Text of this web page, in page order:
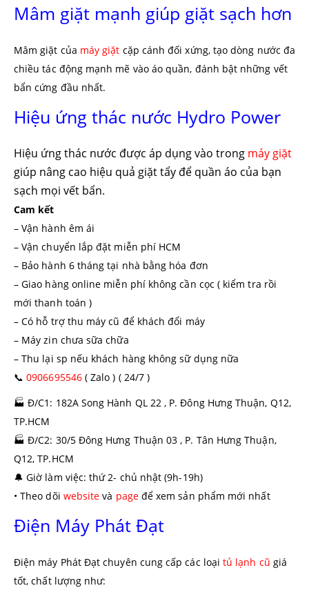
Mâm giặt mạnh giúp giặt sạch hơn
Mâm giặt của máy giặt cặp cánh đối xứng, tạo dòng nước đa
chiều tác động mạnh mẽ vào áo quần, đánh bật những vết
bẩn cứng đầu nhất.
Hiệu ứng thác nước Hydro Power
Hiệu ứng thác nước được áp dụng vào trong máy giặt
giúp nâng cao hiệu quả giặt tẩy để quần áo của bạn
sạch mọi vết bẩn.
Cam kết
– Vận hành êm ái
– Vận chuyển lắp đặt miễn phí HCM
– Bảo hành 6 tháng tại nhà bằng hóa đơn
– Giao hàng online miễn phí không cần cọc ( kiểm tra rồi
mới thanh toán )
– Có hỗ trợ thu máy cũ để khách đổi máy
– Máy zin chưa sữa chữa
– Thu lại sp nếu khách hàng không sữ dụng nữa
📞 0906695546( Zalo ) ( 24/7 )
🏭 Đ/C1: 182A Song Hành QL 22 , P. Đông Hưng Thuận, Q12,
TP.HCM
🏭 Đ/C2: 30/5 Đông Hưng Thuận 03 , P. Tân Hưng Thuận,
Q12, TP.HCM
🔔 Giờ làm việc: thứ 2- chủ nhật (9h-19h)
• Theo dõi website và pageđể xem sản phẩm mới nhất
Điện Máy Phát Đạt
Điện máy Phát Đạt chuyên cung cấp các loạitủ lạnh cũ giá
tốt, chất lượng như: